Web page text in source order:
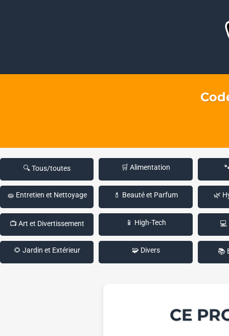
🔍 Tous/toutes 🛒 Alimentation
🧽 Entretien et Nettoyage 💄 Beauté et Parfum 🌿
📺 Art et Divertissement 📱 High-Tech 💻
🌻 Jardin et Extérieur 🧩 Divers 📚
CE